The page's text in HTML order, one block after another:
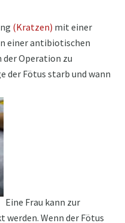
(Kratzen) mit einer
einer antibiotischen
Operation zu
der Fötus starb und wann
Eine Frau kann zur
werden. Wenn der Fötus